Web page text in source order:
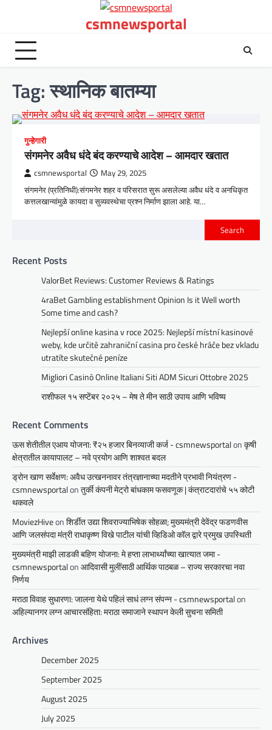
csmnewsportal
Tag:स्थानिक बातम्या
गुन्हेगारी
संगमनेर अवैध धंदे बंद करण्याचे आदेश – आमदार खतात
csmnewsportal May 29, 2025
संगमनेर (प्रतिनिधी):संगमनेर शहर व परिसरात सुरू असलेल्या अवैध धंदे व अनधिकृत
कत्तलखान्यांमुळे कायदा व सुव्यवस्थेचा प्रश्न निर्माण झाला आहे. या…
Search
Recent Posts
ValorBet Reviews: Customer Reviews & Ratings
4raBet Gambling establishment Opinion Is it Well worth
Some time and cash?
Nejlepší online kasina v roce 2025: Nejlepší místní kasinové
weby, kde určitě zahraniční casina pro české hráče bez vkladu
utratíte skutečné peníze
Migliori Casinò Online Italiani Siti ADM Sicuri Ottobre 2025
राशीफल १५ सप्टेंबर २०२५ – मेष ते मीन साठी उपाय आणि भविष्य
Recent Comments
ऊस शेतीतील एआय योजना: ₹२५ हजार बिनव्याजी कर्ज - csmnewsportalonकृषी
क्षेत्रातील कायापालट – नवे प्रयोग आणि शाश्वत बदल
ड्रोन खाण सर्वेक्षण: अवैध उत्खननावर तंत्रज्ञानाच्या मदतीने प्रभावी नियंत्रण -
csmnewsportalonतुर्की कंपनी मेट्रो बांधकाम फसवणूक | कंत्राटदारांचे ५५ कोटी
थकवले
MoviezHiveonशिर्डीत उद्या शिवराज्याभिषेक सोहळा; मुख्यमंत्री देवेंद्र फडणवीस
आणि जलसंपदा मंत्री राधाकृष्ण विखे पाटील यांची व्हिडिओ कॉल द्वारे प्रमुख उपस्थिती
मुख्यमंत्री माझी लाडकी बहिण योजना: मे हप्ता लाभार्थ्यांच्या खात्यात जमा -
csmnewsportalonआदिवासी मुलींसाठी आर्थिक पाठबळ – राज्य सरकारचा नवा
निर्णय
मराठा विवाह सुधारणा: जालना येथे पहिलं साधं लग्न संपन्न - csmnewsportalon
अहिल्यानगर लग्न आचारसंहिता: मराठा समाजाने स्थापन केली सुचना समिती
Archives
December 2025
September 2025
August 2025
July 2025